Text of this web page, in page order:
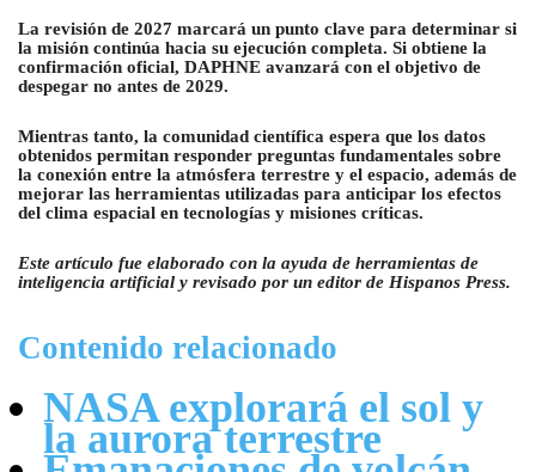
La revisión de 2027 marcará un punto clave para determinar si
la misión continúa hacia su ejecución completa. Si obtiene la
confirmación oficial, DAPHNE avanzará con el objetivo de
despegar no antes de 2029.
Mientras tanto, la comunidad científica espera que los datos
obtenidos permitan responder preguntas fundamentales sobre
la conexión entre la atmósfera terrestre y el espacio, además de
mejorar las herramientas utilizadas para anticipar los efectos
del clima espacial en tecnologías y misiones críticas.
Este artículo fue elaborado con la ayuda de herramientas de
inteligencia artificial y revisado por un editor de Hispanos Press.
Contenido relacionado
NASA explorará el sol y
la aurora terrestre